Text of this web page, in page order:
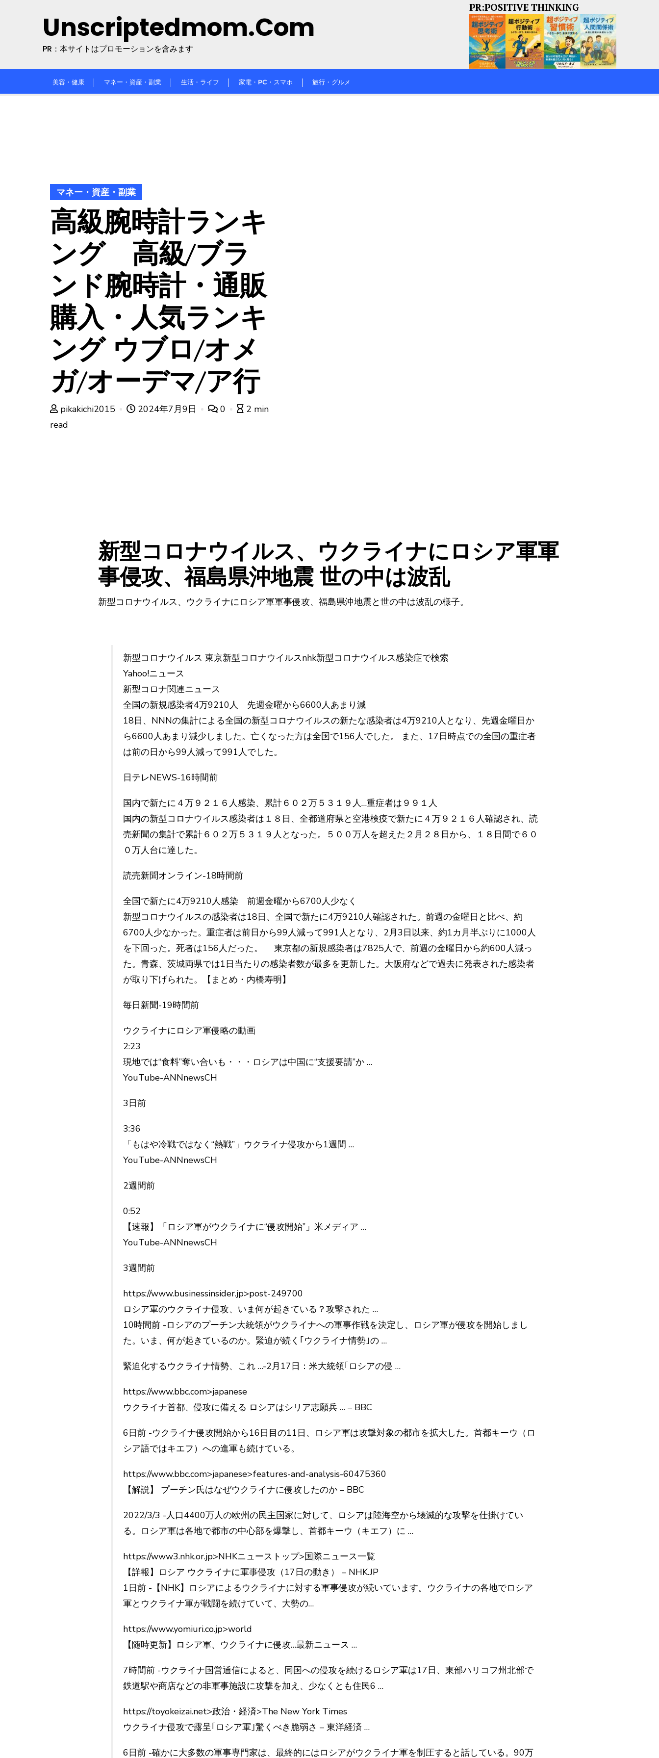
Unscriptedmom.com
PR：本サイトはプロモーションを含みます
PR:POSITIVE THINKING
美容・健康 マネー・資産・副業 生活・ライフ 家電・PC・スマホ 旅行・グルメ
マネー・資産・副業
高級腕時計ランキ
ング 高級/ブラ
ンド腕時計・通販
購入・人気ランキ
ング ウブロ/オメ
ガ/オーデマ/ア行
pikakichi2015 2024年7月9日 0
2 min
read
新型コロナウイルス、ウクライナにロシア軍軍
事侵攻、福島県沖地震 世の中は波乱
新型コロナウイルス、ウクライナにロシア軍軍事侵攻、福島県沖地震と世の中は波乱の様子。
新型コロナウイルス 東京新型コロナウイルスnhk新型コロナウイルス感染症で検索
Yahoo!ニュース
新型コロナ関連ニュース
全国の新規感染者4万9210人 先週金曜から6600人あまり減
18日、NNNの集計による全国の新型コロナウイルスの新たな感染者は4万9210人となり、先週金曜日か
ら6600人あまり減少しました。亡くなった方は全国で156人でした。 また、17日時点での全国の重症者
は前の日から99人減って991人でした。
日テレNEWS-16時間前
国内で新たに４万９２１６人感染、累計６０２万５３１９人…重症者は９９１人
国内の新型コロナウイルス感染者は１８日、全都道府県と空港検疫で新たに４万９２１６人確認され、読
売新聞の集計で累計６０２万５３１９人となった。５００万人を超えた２月２８日から、１８日間で６０
０万人台に達した。
読売新聞オンライン-18時間前
全国で新たに4万9210人感染 前週金曜から6700人少なく
新型コロナウイルスの感染者は18日、全国で新たに4万9210人確認された。前週の金曜日と比べ、約
6700人少なかった。重症者は前日から99人減って991人となり、2月3日以来、約1カ月半ぶりに1000人
を下回った。死者は156人だった。 東京都の新規感染者は7825人で、前週の金曜日から約600人減っ
た。青森、茨城両県では1日当たりの感染者数が最多を更新した。大阪府などで過去に発表された感染者
が取り下げられた。【まとめ・内橋寿明】
毎日新聞-19時間前
ウクライナにロシア軍侵略の動画
2:23
現地では“食料”奪い合いも・・・ロシアは中国に“支援要請”か …
YouTube-ANNnewsCH
3日前
3:36
「もはや冷戦ではなく“熱戦”」ウクライナ侵攻から1週間 …
YouTube-ANNnewsCH
2週間前
0:52
【速報】「ロシア軍がウクライナに“侵攻開始”」米メディア …
YouTube-ANNnewsCH
3週間前
https://www.businessinsider.jp>post-249700
ロシア軍のウクライナ侵攻、いま何が起きている？攻撃された …
10時間前 -ロシアのプーチン大統領がウクライナへの軍事作戦を決定し、ロシア軍が侵攻を開始しまし
た。いま、何が起きているのか。緊迫が続く｢ウクライナ情勢｣の …
緊迫化するウクライナ情勢、これ …-2月17日：米大統領｢ロシアの侵 …
https://www.bbc.com>japanese
ウクライナ首都、侵攻に備える ロシアはシリア志願兵 … – BBC
6日前 -ウクライナ侵攻開始から16日目の11日、ロシア軍は攻撃対象の都市を拡大した。首都キーウ（ロ
シア語ではキエフ）への進軍も続けている。
https://www.bbc.com>japanese>features-and-analysis-60475360
【解説】 プーチン氏はなぜウクライナに侵攻したのか – BBC
2022/3/3 -人口4400万人の欧州の民主国家に対して、ロシアは陸海空から壊滅的な攻撃を仕掛けてい
る。ロシア軍は各地で都市の中心部を爆撃し、首都キーウ（キエフ）に …
https://www3.nhk.or.jp>NHKニューストップ>国際ニュース一覧
【詳報】ロシア ウクライナに軍事侵攻（17日の動き） – NHK.JP
1日前 -【NHK】ロシアによるウクライナに対する軍事侵攻が続いています。ウクライナの各地でロシア
軍とウクライナ軍が戦闘を続けていて、大勢の…
https://www.yomiuri.co.jp>world
【随時更新】ロシア軍、ウクライナに侵攻…最新ニュース …
7時間前 -ウクライナ国営通信によると、同国への侵攻を続けるロシア軍は17日、東部ハリコフ州北部で
鉄道駅や商店などの非軍事施設に攻撃を加え、少なくとも住民6 …
https://toyokeizai.net>政治・経済>The New York Times
ウクライナ侵攻で露呈｢ロシア軍｣驚くべき脆弱さ – 東洋経済 …
6日前 -確かに大多数の軍事専門家は、最終的にはロシアがウクライナ軍を制圧すると話している。90万